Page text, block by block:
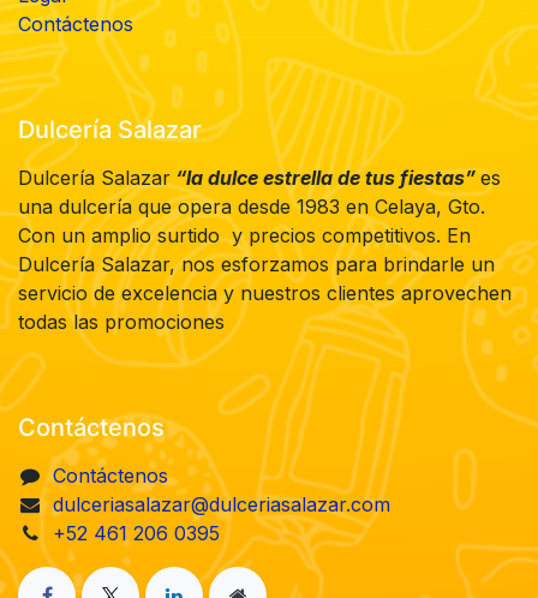
Contáctenos
Dulcería Salazar
Dulcería Salazar “la dulce estrella de tus fiestas”es
una dulcería que opera desde 1983 en Celaya, Gto.
Con un amplio surtido y precios competitivos. En
Dulcería Salazar, nos esforzamos para brindarle un
servicio de excelencia y nuestros clientes aprovechen
todas las promociones
Contáctenos
Contáctenos
dulceriasalazar@dulceriasalazar.com
+52 461 206 0395